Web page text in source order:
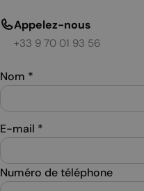
Appelez-nous
+33 9 70 01 93 56
Nom *
E-mail *
Numéro de téléphone